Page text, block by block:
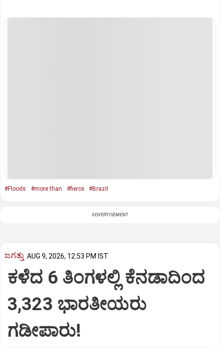
#Floods #more than #fierce #Brazil
ADVERTISEMENT
ಜಗತ್ತು AUG 9, 2026, 12:53 PM IST
ಕಳೆದ 6 ತಿಂಗಳಲ್ಲಿ ಕೆನಡಾದಿಂದ
3,323 ಭಾರತೀಯರು
ಗಡೀಪಾರು!